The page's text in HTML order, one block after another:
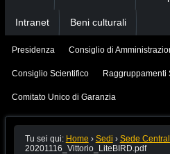
Intranet Beni culturali
Presidenza Consiglio di
Consiglio Scientifico Raggruppamenti
Comitato Unico di Garanzia
Tu sei qui: Home › Sedi › Sede
20201116_Vittorio_LiteBIRD.pdf